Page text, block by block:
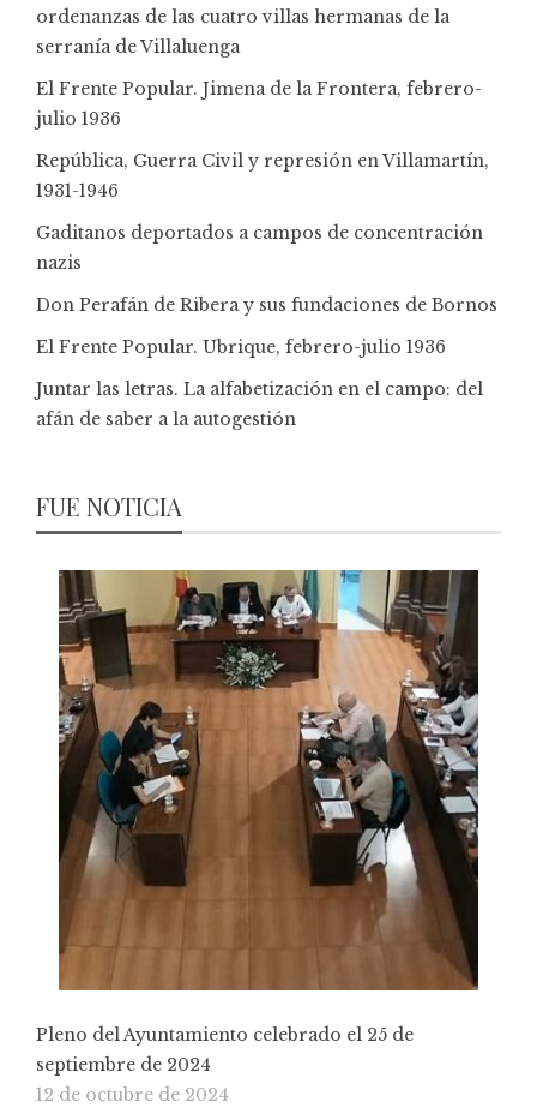
ordenanzas de las cuatro villas hermanas de la
serranía de Villaluenga
El Frente Popular. Jimena de la Frontera, febrero-
julio 1936
República, Guerra Civil y represión en Villamartín,
1931-1946
Gaditanos deportados a campos de concentración
nazis
Don Perafán de Ribera y sus fundaciones de Bornos
El Frente Popular. Ubrique, febrero-julio 1936
Juntar las letras. La alfabetización en el campo: del
afán de saber a la autogestión
FUE NOTICIA
Pleno del Ayuntamiento celebrado el 25 de
septiembre de 2024
12 de octubre de 2024